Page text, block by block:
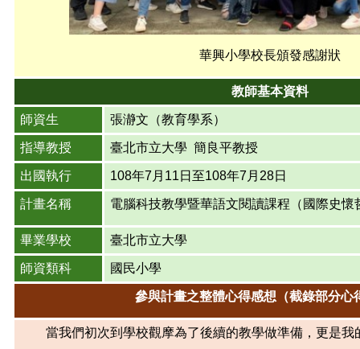
華興小學校長頒發感謝狀
教師基本資料
師資生 張瀞文（教育學系）
指導教授 臺北市立大學 簡良平教授
出國執行 108年7月11日至108年7月28日
計畫名稱 電腦科技教學暨華語文閱讀課程（國際史懷
畢業學校 臺北市立大學
師資類科 國民小學
參與計畫之整體心得感想（截錄部分心
當我們初次到學校觀摩為了後續的教學做準備，更是我